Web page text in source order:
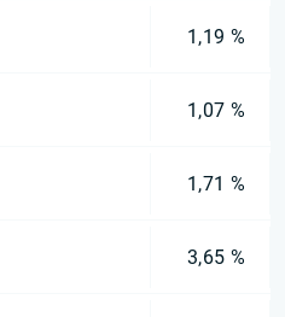
1,19 %
1,07 %
1,71 %
3,65 %